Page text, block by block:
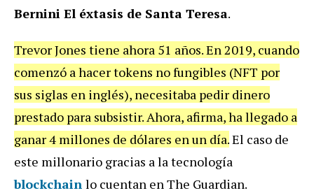
Bernini El éxtasis de Santa Teresa.
Trevor Jones tiene ahora 51 años. En 2019, cuando
comenzó a hacer tokens no fungibles (NFT por
sus siglas en inglés), necesitaba pedir dinero
prestado para subsistir. Ahora, afirma, ha llegado a
ganar 4 millones de dólares en un día.El caso de
este millonario gracias a la tecnología
blockchain lo cuentan en The Guardian.